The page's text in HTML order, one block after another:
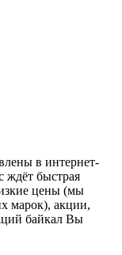
в интернет-
ждёт быстрая
цены (мы
марок), акции,
байкал Вы